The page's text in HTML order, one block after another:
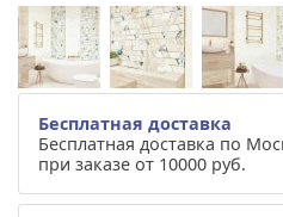
Бесплатная доставка
Бесплатная доставка по
при заказе от 10000 руб.